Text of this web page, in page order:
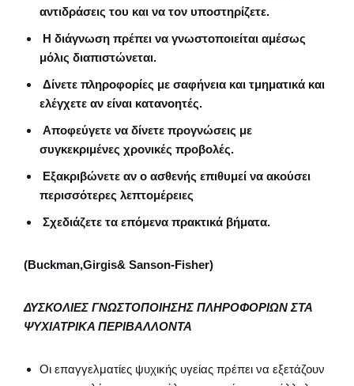
αντιδράσεις του και να τον υποστηρίζετε.
Η διάγνωση πρέπει να γνωστοποιείται αμέσως
μόλις διαπιστώνεται.
Δίνετε πληροφορίες με σαφήνεια και τμηματικά και
ελέγχετε αν είναι κατανοητές.
Αποφεύγετε να δίνετε προγνώσεις με
συγκεκριμένες χρονικές προβολές.
Εξακριβώνετε αν ο ασθενής επιθυμεί να ακούσει
περισσότερες λεπτομέρειες
Σχεδιάζετε τα επόμενα πρακτικά βήματα.
(Buckman,Girgis& Sanson-Fisher)
ΔΥΣΚΟΛΙΕΣ ΓΝΩΣΤΟΠΟΙΗΣΗΣ ΠΛΗΡΟΦΟΡΙΩΝ ΣΤΑ
ΨΥΧΙΑΤΡΙΚΑ ΠΕΡΙΒΑΛΛΟΝΤΑ
Οι επαγγελματίες ψυχικής υγείας πρέπει να εξετάζουν